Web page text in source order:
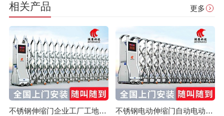
相关产品 更多
不锈钢伸缩门企业工厂工地幼儿园电动大门平移自动无轨医院收缩门 不锈钢电动伸缩门自动电动大门折叠平移分段铝合金工地工厂封板门